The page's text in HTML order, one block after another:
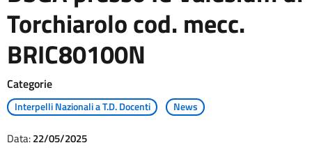
Torchiarolo cod. mecc.
BRIC80100N
Categorie
Interpelli Nazionali a T.D. Docenti News
Data:22/05/2025